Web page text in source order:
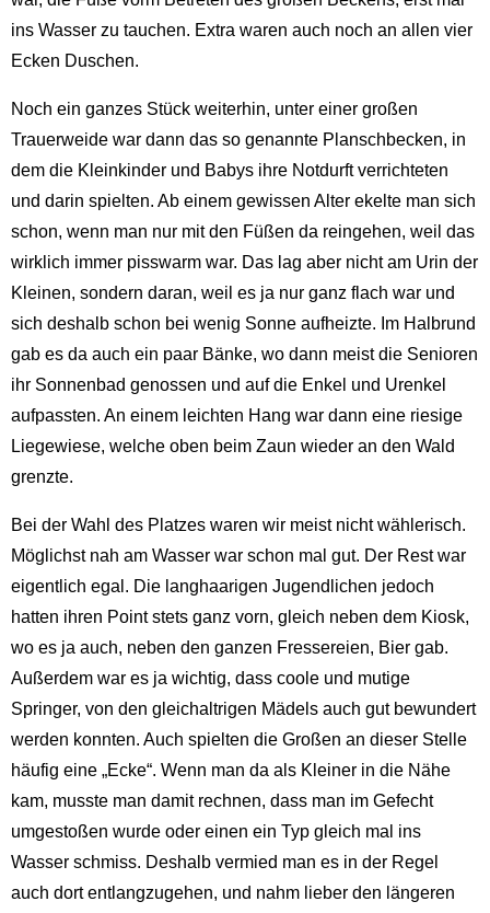
ins Wasser zu tauchen. Extra waren auch noch an allen vier
Ecken Duschen.
Noch ein ganzes Stück weiterhin, unter einer großen
Trauerweide war dann das so genannte Planschbecken, in
dem die Kleinkinder und Babys ihre Notdurft verrichteten
und darin spielten. Ab einem gewissen Alter ekelte man sich
schon, wenn man nur mit den Füßen da reingehen, weil das
wirklich immer pisswarm war. Das lag aber nicht am Urin der
Kleinen, sondern daran, weil es ja nur ganz flach war und
sich deshalb schon bei wenig Sonne aufheizte. Im Halbrund
gab es da auch ein paar Bänke, wo dann meist die Senioren
ihr Sonnenbad genossen und auf die Enkel und Urenkel
aufpassten. An einem leichten Hang war dann eine riesige
Liegewiese, welche oben beim Zaun wieder an den Wald
grenzte.
Bei der Wahl des Platzes waren wir meist nicht wählerisch.
Möglichst nah am Wasser war schon mal gut. Der Rest war
eigentlich egal. Die langhaarigen Jugendlichen jedoch
hatten ihren Point stets ganz vorn, gleich neben dem Kiosk,
wo es ja auch, neben den ganzen Fressereien, Bier gab.
Außerdem war es ja wichtig, dass coole und mutige
Springer, von den gleichaltrigen Mädels auch gut bewundert
werden konnten. Auch spielten die Großen an dieser Stelle
häufig eine „Ecke“. Wenn man da als Kleiner in die Nähe
kam, musste man damit rechnen, dass man im Gefecht
umgestoßen wurde oder einen ein Typ gleich mal ins
Wasser schmiss. Deshalb vermied man es in der Regel
auch dort entlangzugehen, und nahm lieber den längeren